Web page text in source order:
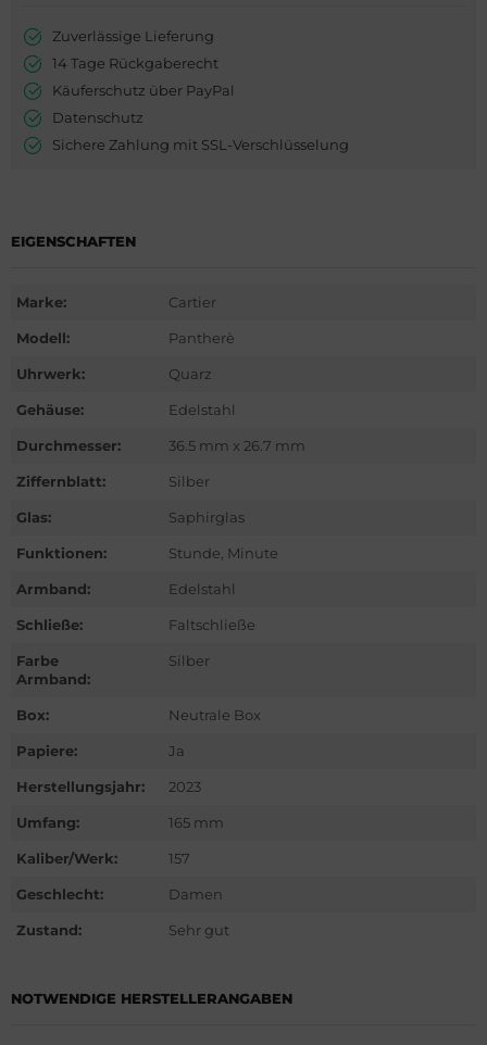
Zuverlässige Lieferung
14 Tage Rückgaberecht
Käuferschutz über PayPal
Datenschutz
Sichere Zahlung mit SSL-Verschlüsselung
EIGENSCHAFTEN
Marke: Cartier
Modell: Pantherè
Uhrwerk: Quarz
Gehäuse: Edelstahl
Durchmesser: 36.5 mm x 26.7 mm
Ziffernblatt: Silber
Glas: Saphirglas
Funktionen: Stunde, Minute
Armband: Edelstahl
Schließe: Faltschließe
Farbe
Armband:
Silber
Box: Neutrale Box
Papiere: Ja
Herstellungsjahr: 2023
Umfang: 165 mm
Kaliber/Werk: 157
Geschlecht: Damen
Zustand: Sehr gut
NOTWENDIGE HERSTELLERANGABEN
Lemans
LeCoultre
Heuer
Heuer